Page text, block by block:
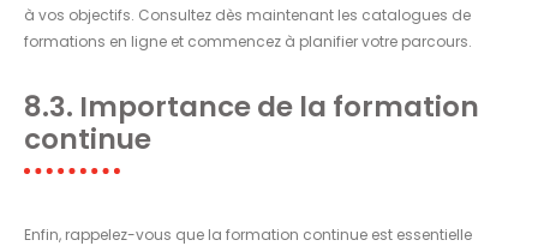
à vos objectifs. Consultez dès maintenant les catalogues de
formations en ligne et commencez à planifier votre parcours.
8.3. Importance de la formation
continue
Enfin, rappelez-vous que la formation continue est essentielle